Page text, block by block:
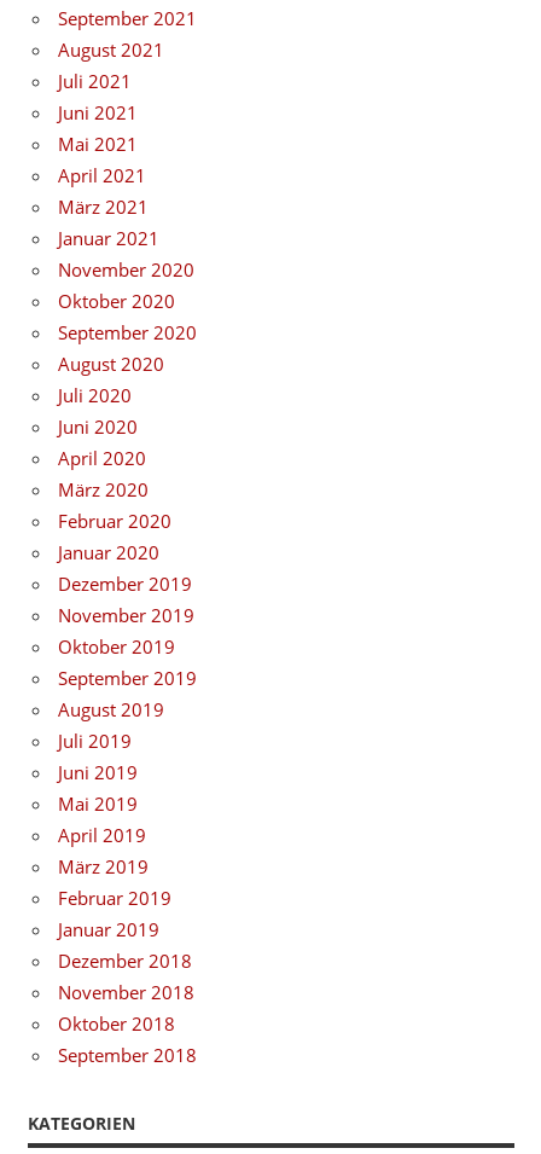
September 2021
August 2021
Juli 2021
Juni 2021
Mai 2021
April 2021
März 2021
Januar 2021
November 2020
Oktober 2020
September 2020
August 2020
Juli 2020
Juni 2020
April 2020
März 2020
Februar 2020
Januar 2020
Dezember 2019
November 2019
Oktober 2019
September 2019
August 2019
Juli 2019
Juni 2019
Mai 2019
April 2019
März 2019
Februar 2019
Januar 2019
Dezember 2018
November 2018
Oktober 2018
September 2018
KATEGORIEN